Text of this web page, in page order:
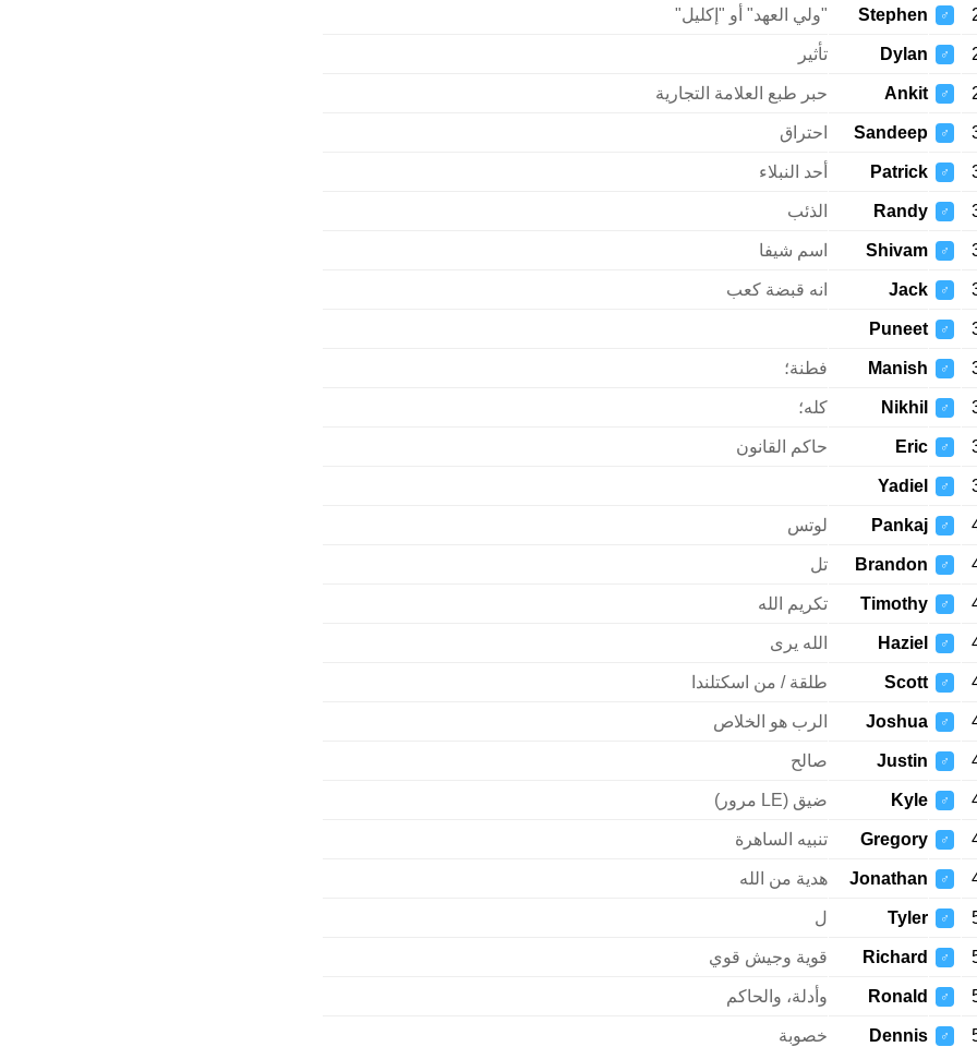
♂
Stephen "ولي العهد" أو "إكليل"
♂
Dylan تأثير
♂
Ankit حبر طبع العلامة التجارية
♂
Sandeep احتراق
♂
Patrick أحد النبلاء
♂
Randy الذئب
♂
Shivam اسم شيفا
♂
Jack انه قبضة كعب
♂
Puneet
♂
Manish فطنة؛
♂
Nikhil كله؛
♂
Eric حاكم القانون
♂
Yadiel
♂
Pankaj لوتس
♂
Brandon تل
♂
Timothy تكريم الله
♂
Haziel الله يرى
♂
Scott طلقة / من اسكتلندا
♂
Joshua الرب هو الخلاص
♂
Justin صالح
♂
Kyle ضيق (LE مرور)
♂
Gregory تنبيه الساهرة
♂
Jonathan هدية من الله
♂
Tyler ل
♂
Richard قوية وجيش قوي
♂
Ronald وأدلة، والحاكم
♂
Dennis خصوبة